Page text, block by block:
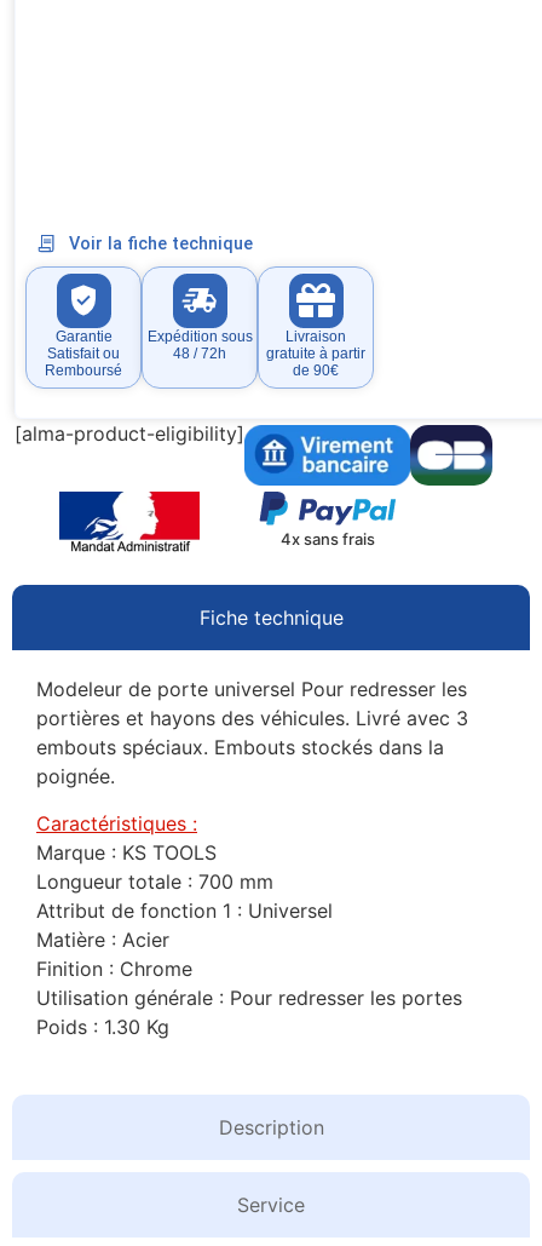
Voir la fiche technique
Garantie
Satisfait ou
Remboursé
Expédition sous
48 / 72h
Livraison
gratuite à partir
de 90€
[alma-product-eligibility]
4x sans frais
Fiche technique
Description
Service
Modeleur de porte universel Pour redresser les
portières et hayons des véhicules. Livré avec 3
embouts spéciaux. Embouts stockés dans la
poignée.
Caractéristiques :
Marque : KS TOOLS
Longueur totale : 700 mm
Attribut de fonction 1 : Universel
Matière : Acier
Finition : Chrome
Utilisation générale : Pour redresser les portes
Poids : 1.30 Kg